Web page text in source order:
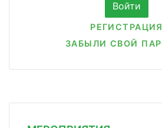
РЕГИСТРАЦИЯ
ЗАБЫЛИ СВОЙ